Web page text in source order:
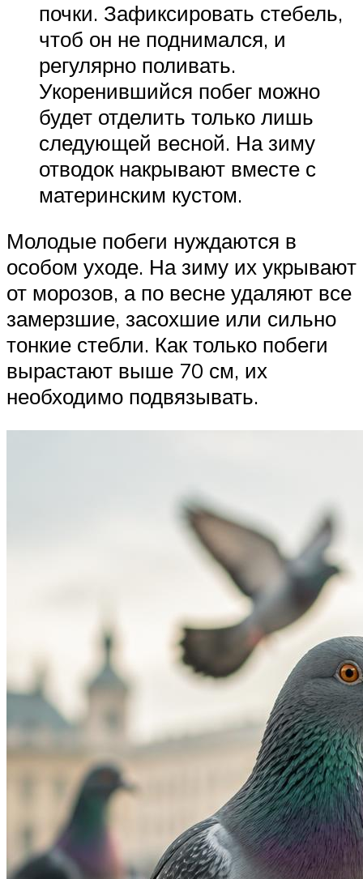
почки. Зафиксировать стебель,
чтоб он не поднимался, и
регулярно поливать.
Укоренившийся побег можно
будет отделить только лишь
следующей весной. На зиму
отводок накрывают вместе с
материнским кустом.
Молодые побеги нуждаются в
особом уходе. На зиму их укрывают
от морозов, а по весне удаляют все
замерзшие, засохшие или сильно
тонкие стебли. Как только побеги
вырастают выше 70 см, их
необходимо подвязывать.